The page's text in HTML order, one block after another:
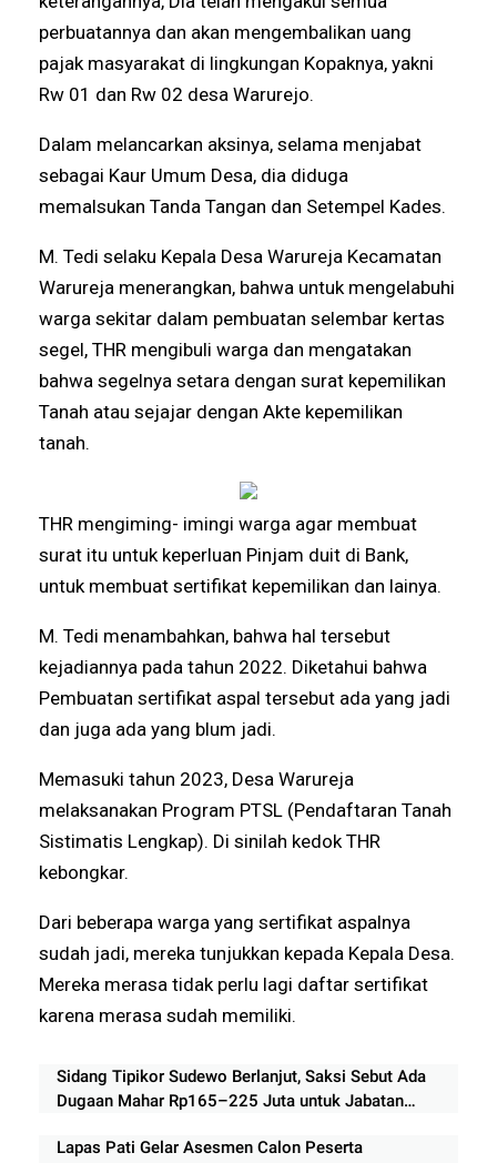
perbuatannya dan akan mengembalikan uang
pajak masyarakat di lingkungan Kopaknya, yakni
Rw 01 dan Rw 02 desa Warurejo.
Dalam melancarkan aksinya, selama menjabat
sebagai Kaur Umum Desa, dia diduga
memalsukan Tanda Tangan dan Setempel Kades.
M. Tedi selaku Kepala Desa Warureja Kecamatan
Warureja menerangkan, bahwa untuk mengelabuhi
warga sekitar dalam pembuatan selembar kertas
segel, THR mengibuli warga dan mengatakan
bahwa segelnya setara dengan surat kepemilikan
Tanah atau sejajar dengan Akte kepemilikan
tanah.
THR mengiming- imingi warga agar membuat
surat itu untuk keperluan Pinjam duit di Bank,
untuk membuat sertifikat kepemilikan dan lainya.
M. Tedi menambahkan, bahwa hal tersebut
kejadiannya pada tahun 2022. Diketahui bahwa
Pembuatan sertifikat aspal tersebut ada yang jadi
dan juga ada yang blum jadi.
Memasuki tahun 2023, Desa Warureja
melaksanakan Program PTSL (Pendaftaran Tanah
Sistimatis Lengkap). Di sinilah kedok THR
kebongkar.
Dari beberapa warga yang sertifikat aspalnya
sudah jadi, mereka tunjukkan kepada Kepala Desa.
Mereka merasa tidak perlu lagi daftar sertifikat
karena merasa sudah memiliki.
Sidang Tipikor Sudewo Berlanjut, Saksi Sebut Ada
Dugaan Mahar Rp165–225 Juta untuk Jabatan
Lapas Pati Gelar Asesmen Calon Peserta